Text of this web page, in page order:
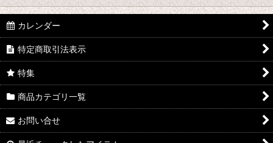
リード (全商品)
B♭クラリネット
E♭クラリネット
アルトサックス
カレンダー
特定商取引法表示
特集
商品カテゴリ一覧
お問い合せ